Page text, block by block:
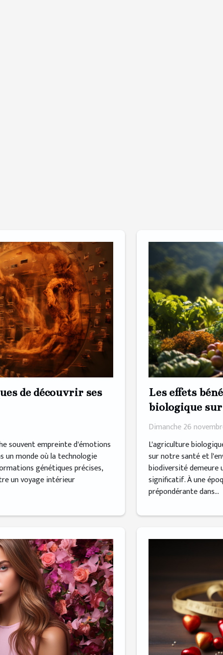
de découvrir ses
souvent empreinte d'émotions
un monde où la technologie
génétiques précises,
un voyage intérieur
Les effets
biologique
biodiversité
Dimanche 26
L'agriculture
sur notre santé et
biodiversité
significatif. À une
prépondérante dans...